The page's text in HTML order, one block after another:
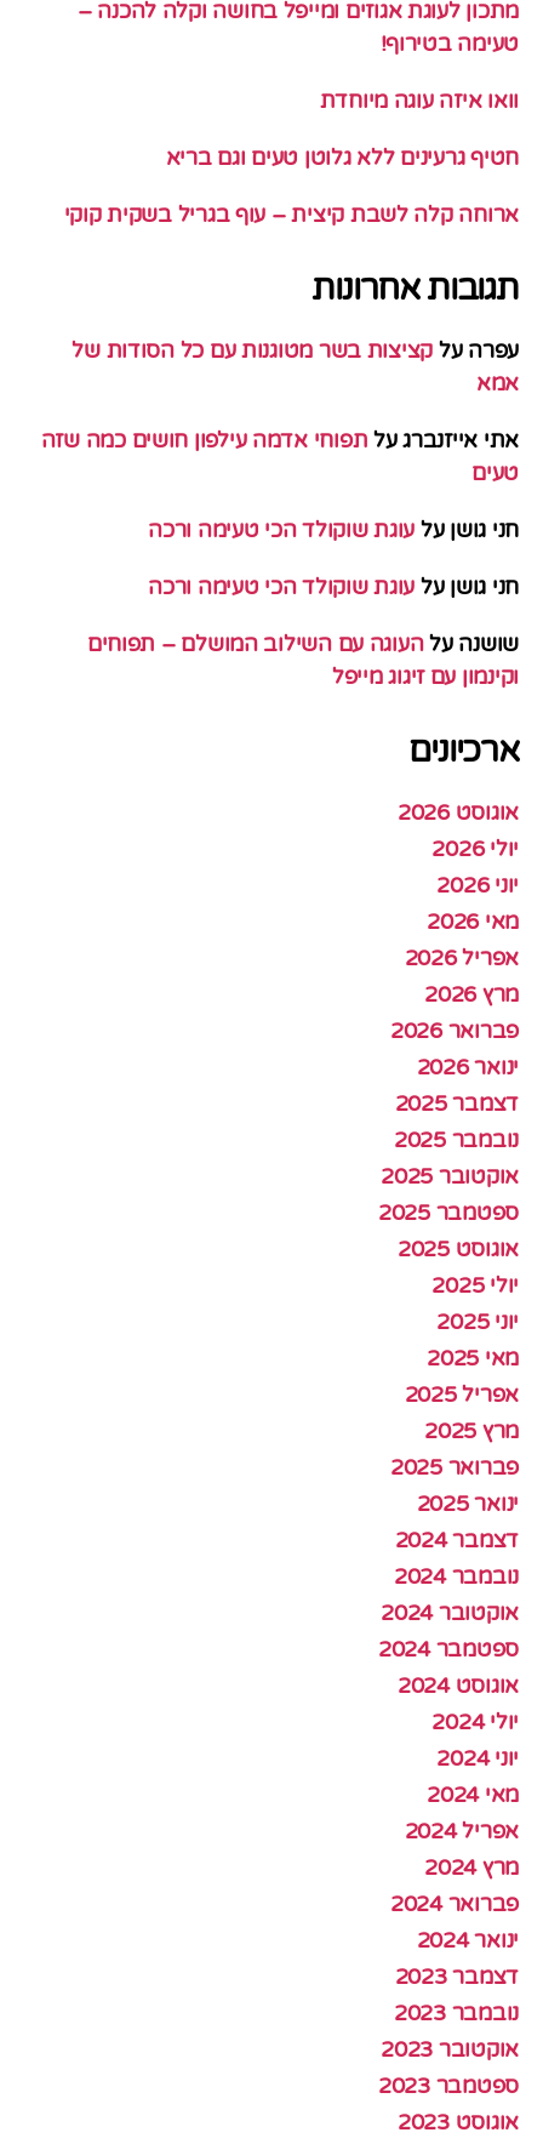
מתכון לעוגת אגוזים ומייפל בחושה וקלה להכנה –
טעימה בטירוף!
וואו איזה עוגה מיוחדת
חטיף גרעינים ללא גלוטן טעים וגם בריא
ארוחה קלה לשבת קיצית – עוף בגריל בשקית קוקי
תגובות אחרונות
עפרה על קציצות בשר מטוגנות עם כל הסודות של
אמא
אתי אייזנברגעל תפוחי אדמה עילפון חושים כמה שזה
טעים
חני גושן על עוגת שוקולד הכי טעימה ורכה
חני גושן על עוגת שוקולד הכי טעימה ורכה
שושנה עלהעוגה עם השילוב המושלם – תפוחים
וקינמון עם זיגוג מייפל
ארכיונים
אוגוסט 2026
יולי 2026
יוני 2026
מאי 2026
אפריל 2026
מרץ 2026
פברואר 2026
ינואר 2026
דצמבר 2025
נובמבר 2025
אוקטובר 2025
ספטמבר 2025
אוגוסט 2025
יולי 2025
יוני 2025
מאי 2025
אפריל 2025
מרץ 2025
פברואר 2025
ינואר 2025
דצמבר 2024
נובמבר 2024
אוקטובר 2024
ספטמבר 2024
אוגוסט 2024
יולי 2024
יוני 2024
מאי 2024
אפריל 2024
מרץ 2024
פברואר 2024
ינואר 2024
דצמבר 2023
נובמבר 2023
אוקטובר 2023
ספטמבר 2023
אוגוסט 2023